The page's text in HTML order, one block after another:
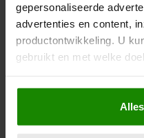
gepersonaliseerde
advertenties en content,
productontwikkeling. U
gebruikt en met welke
Als u het toestaat, willen
Informatie
die tot een paar